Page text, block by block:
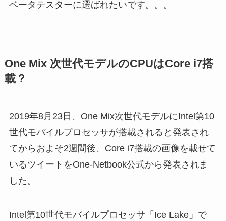
ベータテスターに選ばれたいです。。。
One Mix 次世代モデルのCPUはCore i7搭
載？
2019年8月23日、One Mix次世代モデルにIntel第10
世代モバイルプロセッサが搭載されると発表され
てからおよそ2週間後、Core i7搭載の画像を載せて
いるツイートをOne-Netbook公式から発表されま
した。
Intel第10世代モバイルプロセッサ「Ice Lake」で